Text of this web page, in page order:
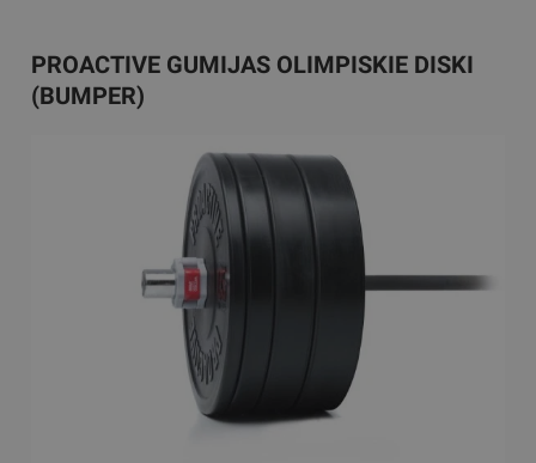
PROACTIVE GUMIJAS OLIMPISKIE DISKI
(BUMPER)